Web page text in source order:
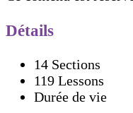
Détails
14 Sections
119 Lessons
Durée de vie